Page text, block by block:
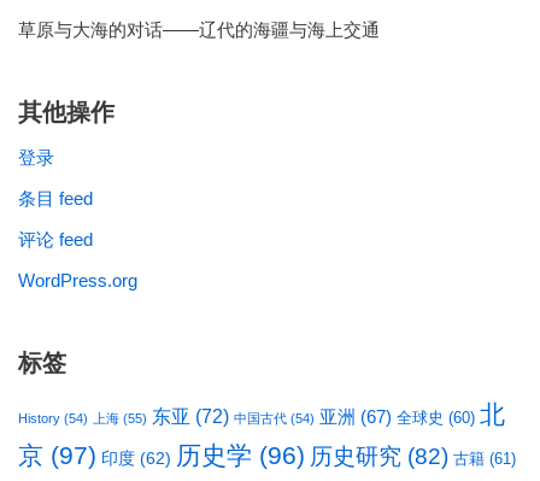
草原与大海的对话——辽代的海疆与海上交通
其他操作
登录
条目 feed
评论 feed
WordPress.org
标签
History (54) 上海 (55) 东亚 (72) 中国古代 (54) 亚洲 (67) 全球史 (60) 北
京 (97) 印度 (62) 历史学 (96) 历史研究 (82) 古籍 (61)